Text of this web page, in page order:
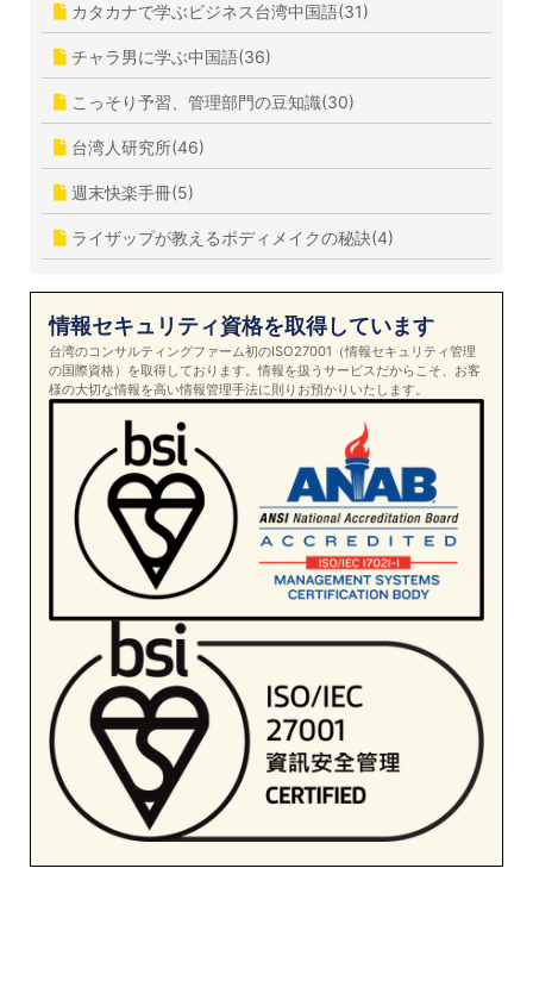
カタカナで学ぶビジネス台湾中国語(31)
チャラ男に学ぶ中国語(36)
こっそり予習、管理部門の豆知識(30)
台湾人研究所(46)
週末快楽手冊(5)
ライザップが教えるボディメイクの秘訣(4)
情報セキュリティ資格を取得しています
台湾のコンサルティングファーム初のISO27001（情報セキュリティ管理
の国際資格）を取得しております。情報を扱うサービスだからこそ、お客
様の大切な情報を高い情報管理手法に則りお預かりいたします。